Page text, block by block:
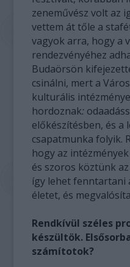
zeneművész volt az
vettem át tőle a
vagyok arra, hogy a
rendezvényéhez
Budaörsön
csinálni, mert a
kulturális
hordoznak:
előkészítésben, és a
csapatmunka folyik.
hogy az
és szoros köztünk
így lehet fenntartani
életet, és
Rendkívül széles
készültök.
számítotok?